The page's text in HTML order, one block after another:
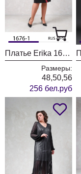
Платье Erika 1676-1
Размеры:
48,50,56
256 бел.руб